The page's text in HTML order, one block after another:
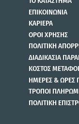
ΕΠΙΚΟΙΝΩΝΙΑ
ΚΑΡΙΕΡΑ
ΟΡΟΙ ΧΡΗΣΗΣ
ΠΟΛΙΤΙΚΗ
ΔΙΑΔΙΚΑΣΙΑ
ΚΟΣΤΟΣ
ΗΜΕΡΕΣ & ΩΡΕΣ
ΤΡΟΠΟΙ
ΠΟΛΙΤΙΚΗ